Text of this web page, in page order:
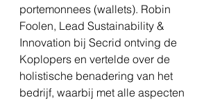
portemonnees (wallets). Robin
Foolen, Lead Sustainability &
Innovation bij Secrid ontving de
Koplopers en vertelde over de
holistische benadering van het
bedrijf, waarbij met alle aspecten